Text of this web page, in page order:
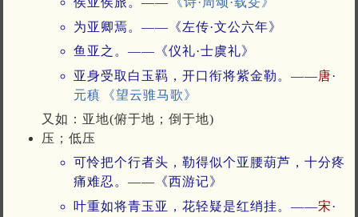
为亚卿焉。——《左传·文公六年》
鱼亚之。——《仪礼·士虞礼》
亚身受取白玉羁，开口衔将紫金勒。——唐·
元稹
《望云骓马歌》
又如：亚地(俯于地；倒于地)
压；低压
可怜把个行者头，勒得似个亚腰葫芦，十分疼
痛难忍。——《西游记》
叶重如将青玉亚，花轻疑是红绡挂。——宋·